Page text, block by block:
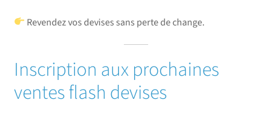
Revendez vos devises sans perte de change.
Inscription aux prochaines
ventes flash devises